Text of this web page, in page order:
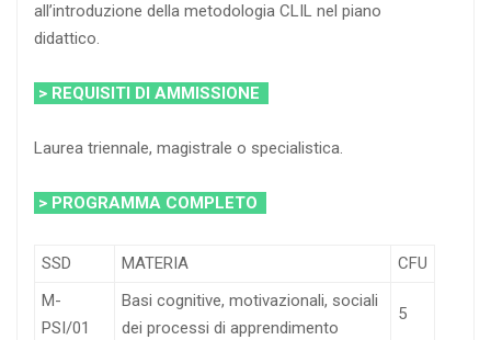
all’introduzione della metodologia CLIL nel piano
didattico.
> REQUISITI DI AMMISSIONE
Laurea triennale, magistrale o specialistica.
> PROGRAMMA COMPLETO
SSD MATERIA
CFU
M-
PSI/01
Basi cognitive, motivazionali, sociali
dei processi di apprendimento
5